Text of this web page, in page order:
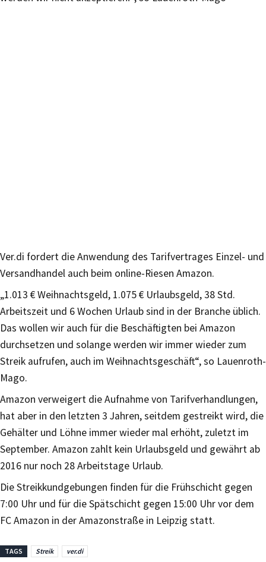
Ver.di fordert die Anwendung des Tarifvertrages Einzel- und
Versandhandel auch beim online-Riesen Amazon.
„1.013 € Weihnachtsgeld, 1.075 € Urlaubsgeld, 38 Std.
Arbeitszeit und 6 Wochen Urlaub sind in der Branche üblich.
Das wollen wir auch für die Beschäftigten bei Amazon
durchsetzen und solange werden wir immer wieder zum
Streik aufrufen, auch im Weihnachtsgeschäft“, so Lauenroth-
Mago.
Amazon verweigert die Aufnahme von Tarifverhandlungen,
hat aber in den letzten 3 Jahren, seitdem gestreikt wird, die
Gehälter und Löhne immer wieder mal erhöht, zuletzt im
September. Amazon zahlt kein Urlaubsgeld und gewährt ab
2016 nur noch 28 Arbeitstage Urlaub.
Die Streikkundgebungen finden für die Frühschicht gegen
7:00 Uhr und für die Spätschicht gegen 15:00 Uhr vor dem
FC Amazon in der Amazonstraße in Leipzig statt.
TAGS Streik ver.di